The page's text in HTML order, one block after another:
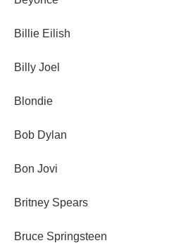
Billie Eilish
Billy Joel
Blondie
Bob Dylan
Bon Jovi
Britney Spears
Bruce Springsteen